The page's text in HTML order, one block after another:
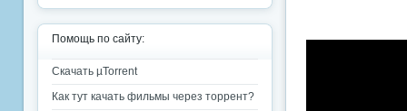
Помощь по сайту:
Скачать µTorrent
Как тут качать фильмы через торрент?